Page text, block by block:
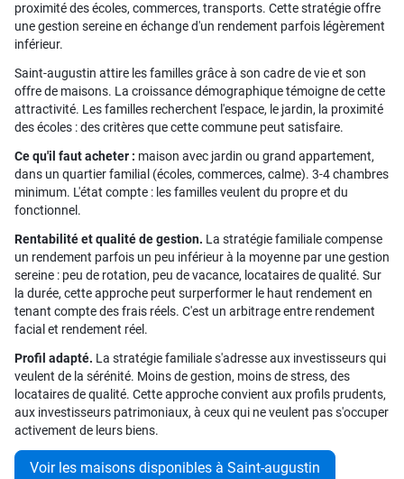
proximité des écoles, commerces, transports. Cette stratégie offre
une gestion sereine en échange d'un rendement parfois légèrement
inférieur.
Saint-augustin attire les familles grâce à son cadre de vie et son
offre de maisons. La croissance démographique témoigne de cette
attractivité. Les familles recherchent l'espace, le jardin, la proximité
des écoles : des critères que cette commune peut satisfaire.
Ce qu'il faut acheter : maison avec jardin ou grand appartement,
dans un quartier familial (écoles, commerces, calme). 3-4 chambres
minimum. L'état compte : les familles veulent du propre et du
fonctionnel.
Rentabilité et qualité de gestion. La stratégie familiale compense
un rendement parfois un peu inférieur à la moyenne par une gestion
sereine : peu de rotation, peu de vacance, locataires de qualité. Sur
la durée, cette approche peut surperformer le haut rendement en
tenant compte des frais réels. C'est un arbitrage entre rendement
facial et rendement réel.
Profil adapté. La stratégie familiale s'adresse aux investisseurs qui
veulent de la sérénité. Moins de gestion, moins de stress, des
locataires de qualité. Cette approche convient aux profils prudents,
aux investisseurs patrimoniaux, à ceux qui ne veulent pas s'occuper
activement de leurs biens.
Voir les maisons disponibles à Saint-augustin